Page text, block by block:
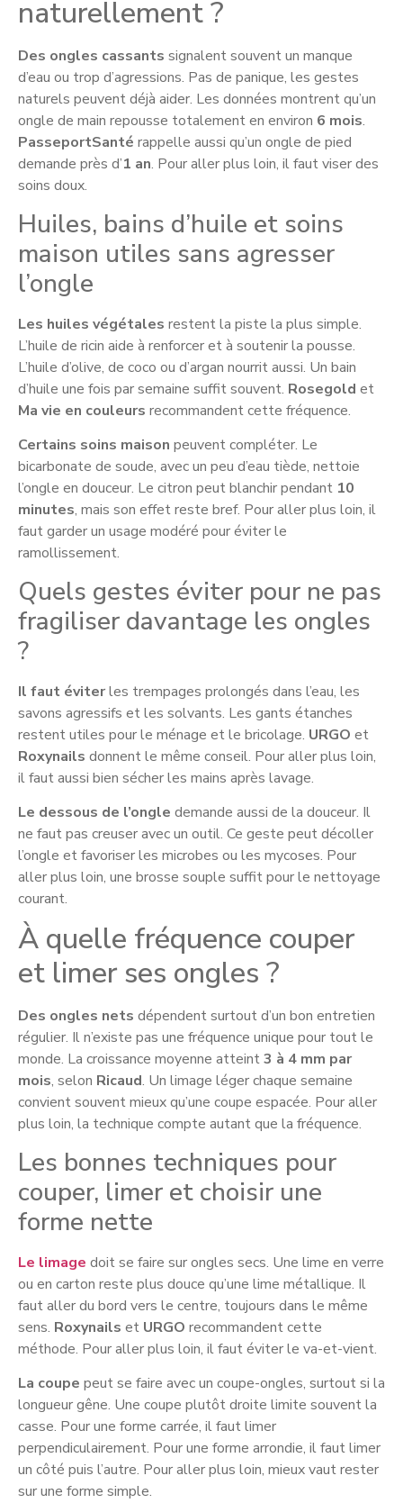
naturellement ?
Des ongles cassants signalent souvent un manque
d’eau ou trop d’agressions. Pas de panique, les gestes
naturels peuvent déjà aider. Les données montrent qu’un
ongle de main repousse totalement en environ 6 mois.
PasseportSanté rappelle aussi qu’un ongle de pied
demande près d’1 an. Pour aller plus loin, il faut viser des
soins doux.
Huiles, bains d’huile et soins
maison utiles sans agresser
l’ongle
Les huiles végétales restent la piste la plus simple.
L’huile de ricin aide à renforcer et à soutenir la pousse.
L’huile d’olive, de coco ou d’argan nourrit aussi. Un bain
d’huile une fois par semaine suffit souvent. Rosegold et
Ma vie en couleurs recommandent cette fréquence.
Certains soins maison peuvent compléter. Le
bicarbonate de soude, avec un peu d’eau tiède, nettoie
l’ongle en douceur. Le citron peut blanchir pendant 10
minutes, mais son effet reste bref. Pour aller plus loin, il
faut garder un usage modéré pour éviter le
ramollissement.
Quels gestes éviter pour ne pas
fragiliser davantage les ongles
?
Il faut éviterles trempages prolongés dans l’eau, les
savons agressifs et les solvants. Les gants étanches
restent utiles pour le ménage et le bricolage. URGO et
Roxynails donnent le même conseil. Pour aller plus loin,
il faut aussi bien sécher les mains après lavage.
Le dessous de l’ongle demande aussi de la douceur. Il
ne faut pas creuser avec un outil. Ce geste peut décoller
l’ongle et favoriser les microbes ou les mycoses. Pour
aller plus loin, une brosse souple suffit pour le nettoyage
courant.
À quelle fréquence couper
et limer ses ongles ?
Des ongles nets dépendent surtout d’un bon entretien
régulier. Il n’existe pas une fréquence unique pour tout le
monde. La croissance moyenne atteint3 à 4 mm par
mois, selon Ricaud. Un limage léger chaque semaine
convient souvent mieux qu’une coupe espacée. Pour aller
plus loin, la technique compte autant que la fréquence.
Les bonnes techniques pour
couper, limer et choisir une
forme nette
Le limage doit se faire sur ongles secs. Une lime en verre
ou en carton reste plus douce qu’une lime métallique. Il
faut aller du bord vers le centre, toujours dans le même
sens. Roxynails et URGO recommandent cette
méthode. Pour aller plus loin, il faut éviter le va-et-vient.
La coupe peut se faire avec un coupe-ongles, surtout si la
longueur gêne. Une coupe plutôt droite limite souvent la
casse. Pour une forme carrée, il faut limer
perpendiculairement. Pour une forme arrondie, il faut limer
un côté puis l’autre. Pour aller plus loin, mieux vaut rester
sur une forme simple.